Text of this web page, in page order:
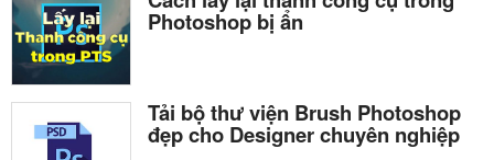
Photoshop bị ẩn
Tải bộ thư viện Brush Photoshop
đẹp cho Designer chuyên nghiệp